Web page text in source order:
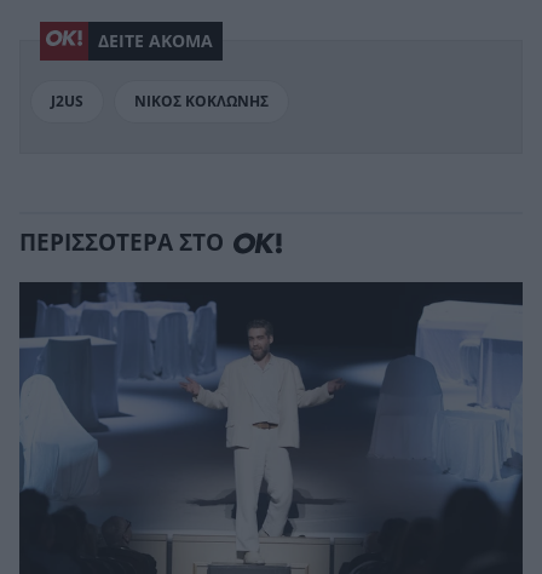
ΔΕΙΤΕ ΑΚΟΜΑ
J2US ΝΙΚΟΣ ΚΟΚΛΩΝΗΣ
ΠΕΡΙΣΣΟΤΕΡΑ ΣΤΟ